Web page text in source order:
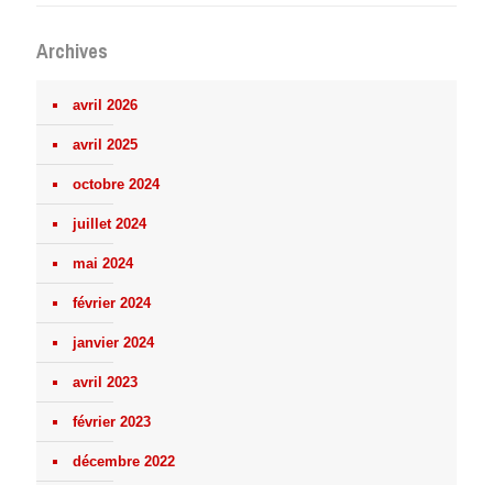
Archives
avril 2026
avril 2025
octobre 2024
juillet 2024
mai 2024
février 2024
janvier 2024
avril 2023
février 2023
décembre 2022